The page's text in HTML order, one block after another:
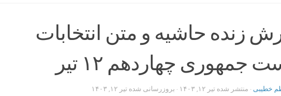
زنده حاشیه و متن انتخابات
جمهوری چهاردهم ۱۲ تیر
خطیبی · منتشر شده تیر ۱۲, ۱۴۰۳ · بروزرسانی شده تیر ۱۲, ۱۴۰۳